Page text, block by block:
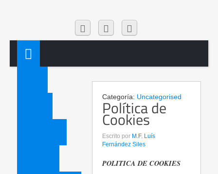
Categoría: Uncategorised
Política de
Cookies
Escrito por M.F. Luís
Fernández Siles
POLITICA DE COOKIES